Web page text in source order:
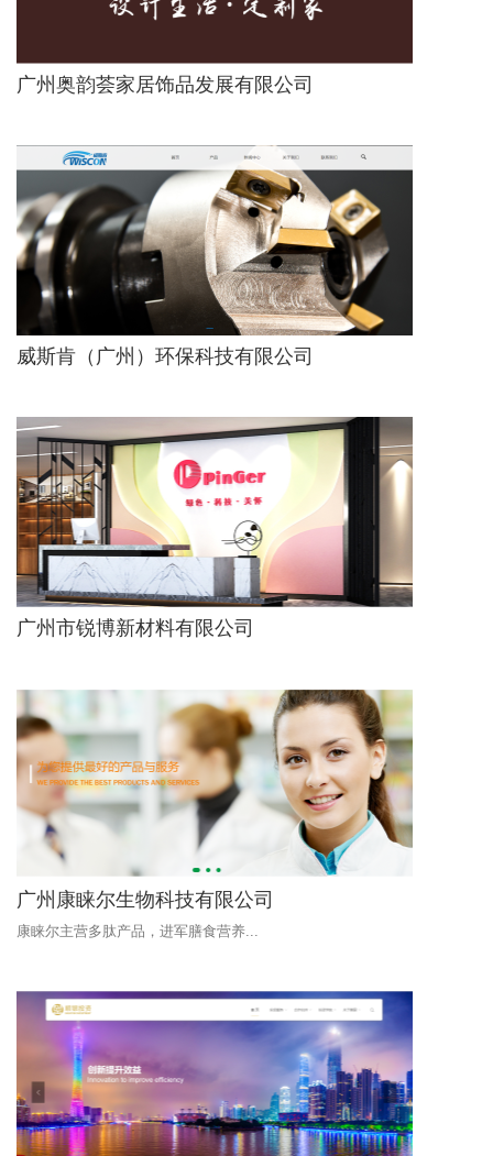
广州奥韵荟家居饰品发展有限公司
威斯肯（广州）环保科技有限公司
广州市锐博新材料有限公司
广州康睐尔生物科技有限公司
康睐尔主营多肽产品，进军膳食营养...